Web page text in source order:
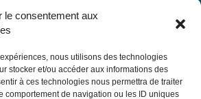
le consentement aux
nous utilisons des technologies
stocker et/ou accéder aux informations des
à ces technologies nous permettra de traiter
comportement de navigation ou les ID uniques
!
actualités juridiques.